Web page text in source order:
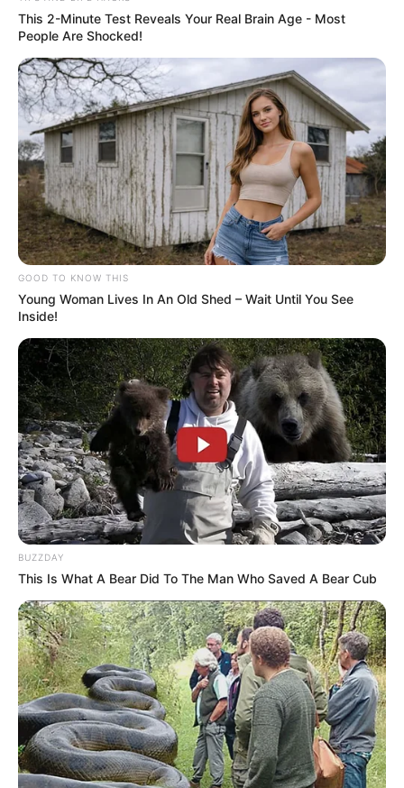
This 2-Minute Test Reveals Your Real Brain Age - Most
People Are Shocked!
GOOD TO KNOW THIS
Young Woman Lives In An Old Shed – Wait Until You See
Inside!
BUZZDAY
This Is What A Bear Did To The Man Who Saved A Bear Cub